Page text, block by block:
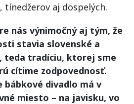
tínedžerov aj dospelých.
nás výnimočný aj tým, že
stavia slovenské a
teda tradíciu, ktorej sme
cítime zodpovednosť.
bábkové divadlo má v
miesto – na javisku, vo